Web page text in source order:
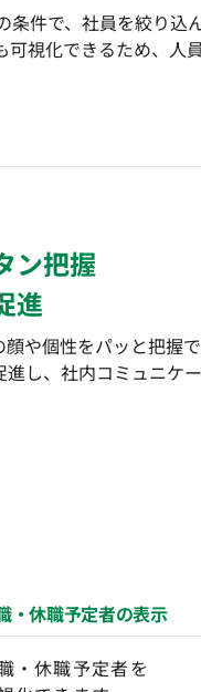
件で、社員を絞り込
視化できるため、人
ン把握
進
や個性をパッと把握
し、社内コミュニケ
・休職予定者の表示
・休職予定者を